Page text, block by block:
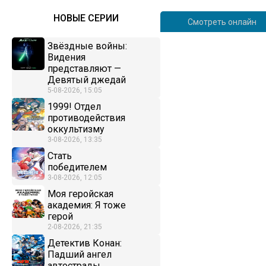
НОВЫЕ СЕРИИ
Звёздные войны:
Видения
представляют —
Девятый джедай
5-08-2026, 15:05
1999! Отдел
противодействия
оккультизму
3-08-2026, 13:35
Стать
победителем
3-08-2026, 12:05
Моя геройская
академия: Я тоже
герой
2-08-2026, 21:35
Детектив Конан:
Падший ангел
Смотреть онлайн